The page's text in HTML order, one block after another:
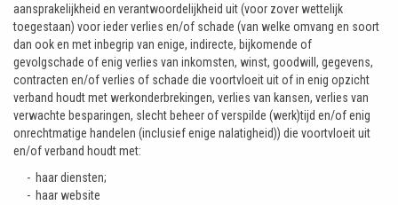
aansprakelijkheid en verantwoordelijkheid uit (voor zover wettelijk
toegestaan) voor ieder verlies en/of schade (van welke omvang en soort
dan ook en met inbegrip van enige, indirecte, bijkomende of
gevolgschade of enig verlies van inkomsten, winst, goodwill, gegevens,
contracten en/of verlies of schade die voortvloeit uit of in enig opzicht
verband houdt met werkonderbrekingen, verlies van kansen, verlies van
verwachte besparingen, slecht beheer of verspilde (werk)tijd en/of enig
onrechtmatige handelen (inclusief enige nalatigheid)) die voortvloeit uit
en/of verband houdt met:
- haar diensten;
- haar website